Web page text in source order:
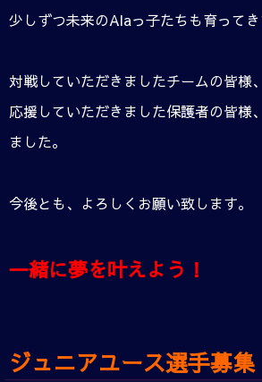
少しずつ未来のAlaっ子たちも育って
対戦していただきましたチームの皆様、
応援していただきました保護者の皆様
ました。
今後とも、よろしくお願い致します。
一緒に夢を叶えよう！
ジュニアユース選手募集